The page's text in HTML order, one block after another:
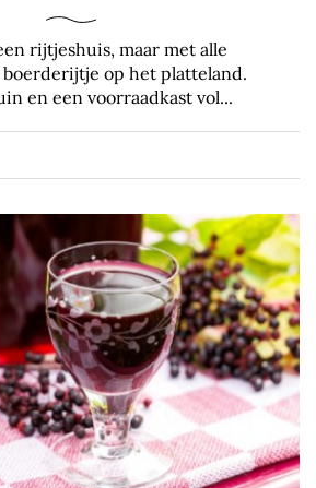
rijtjeshuis, maar met alle
op het platteland.
en een voorraadkast vol...